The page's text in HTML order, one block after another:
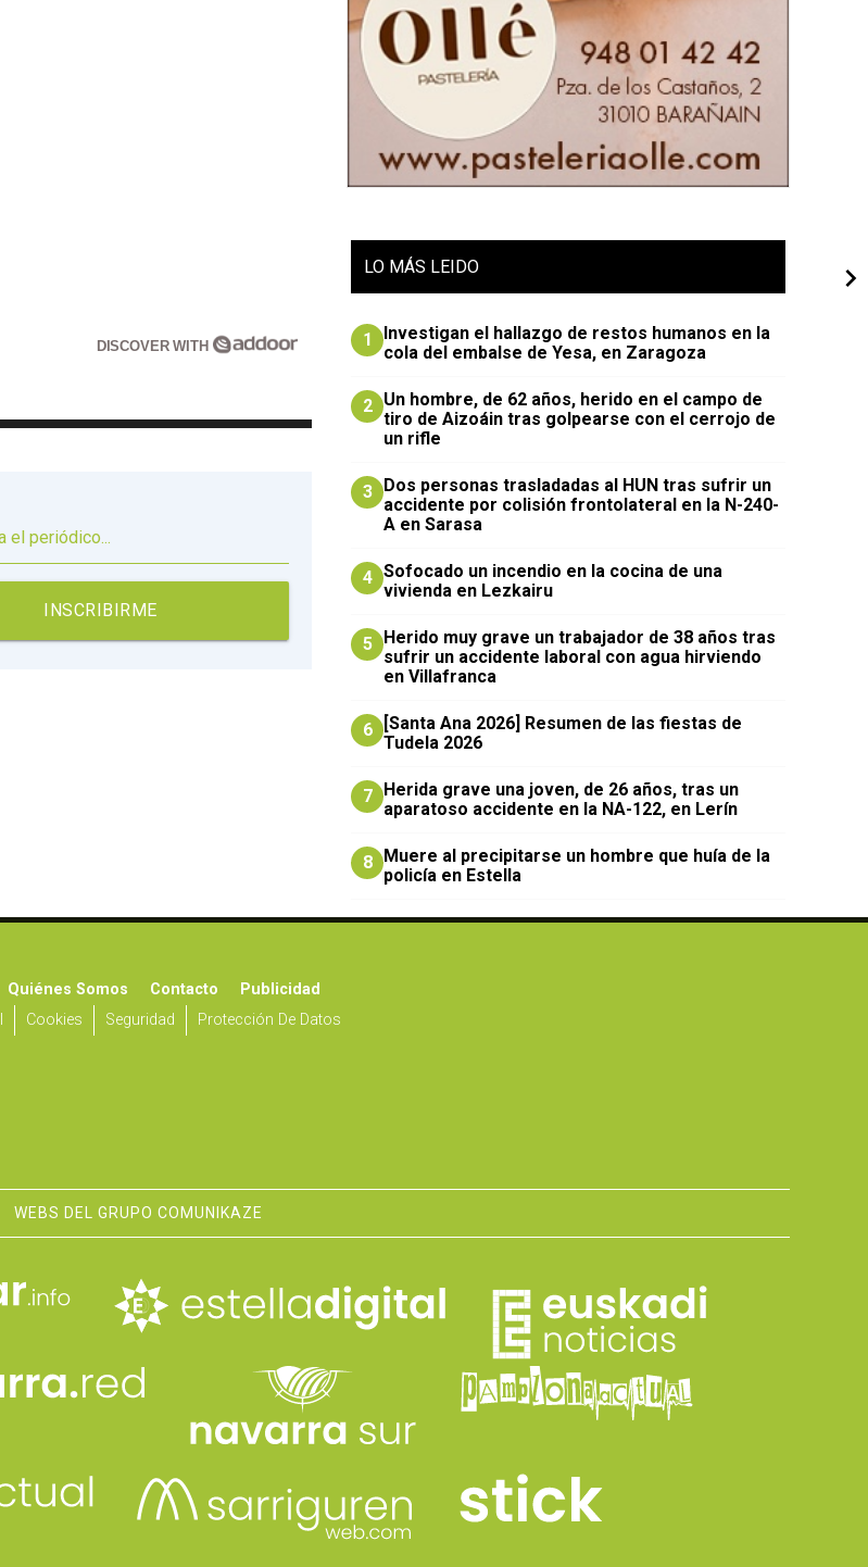
LO MÁS LEIDO
1
Investigan el hallazgo de restos humanos en la
cola del embalse de Yesa, en Zaragoza
2
Un hombre, de 62 años, herido en el campo de
tiro de Aizoáin tras golpearse con el cerrojo de
un rifle
3
​Dos personas trasladadas al HUN tras sufrir un
accidente por colisión frontolateral en la N-240-
A en Sarasa
4 Sofocado un incendio en la cocina de una
vivienda en Lezkairu
5
Herido muy grave un trabajador de 38 años tras
sufrir un accidente laboral con agua hirviendo
en Villafranca
6
[Santa Ana 2026] Resumen de las fiestas de
Tudela 2026
7
Herida grave una joven, de 26 años, tras un
aparatoso accidente en la NA-122, en Lerín
8
Muere al precipitarse un hombre que huía de la
policía en Estella
DISCOVER WITH
INSCRIBIRME
Quiénes Somos Contacto
Publicidad
Cookies Seguridad Protección De Datos
WEBS DEL GRUPO COMUNIKAZE